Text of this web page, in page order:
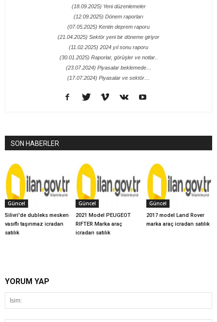
(18.09.2025) Yeni düzenlemeler
(12.09.2025) Dönem raporları
(07.05.2025) Kentin deprem raporu
(21.04.2025) Sektör yeni bir döneme giriyor
(11.02.2025) 2024 yıl sonu raporu
(30.01.2025) Raporlar, görüşler ve notlar..
(23.07.2024) Piyasalar beklemede…
(17.07.2024) Piyasalar ve sektör…
SON HABERLER
Güncel
Silivri'de dubleks mesken
vasıflı taşınmaz icradan
satılık
Güncel
2021 Model PEUGEOT
RIFTER Marka araç
icradan satılık
Güncel
2017 model Land Rover
marka araç icradan satılık
YORUM YAP